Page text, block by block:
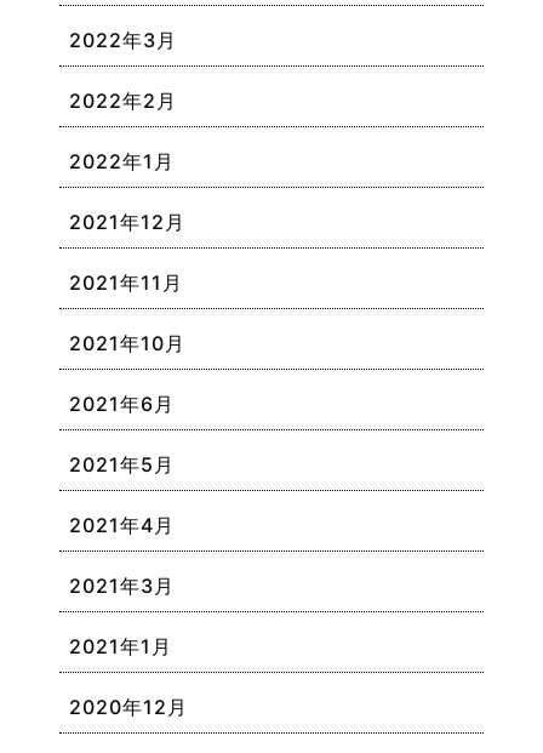
2022年3月
2022年2月
2022年1月
2021年12月
2021年11月
2021年10月
2021年6月
2021年5月
2021年4月
2021年3月
2021年1月
2020年12月